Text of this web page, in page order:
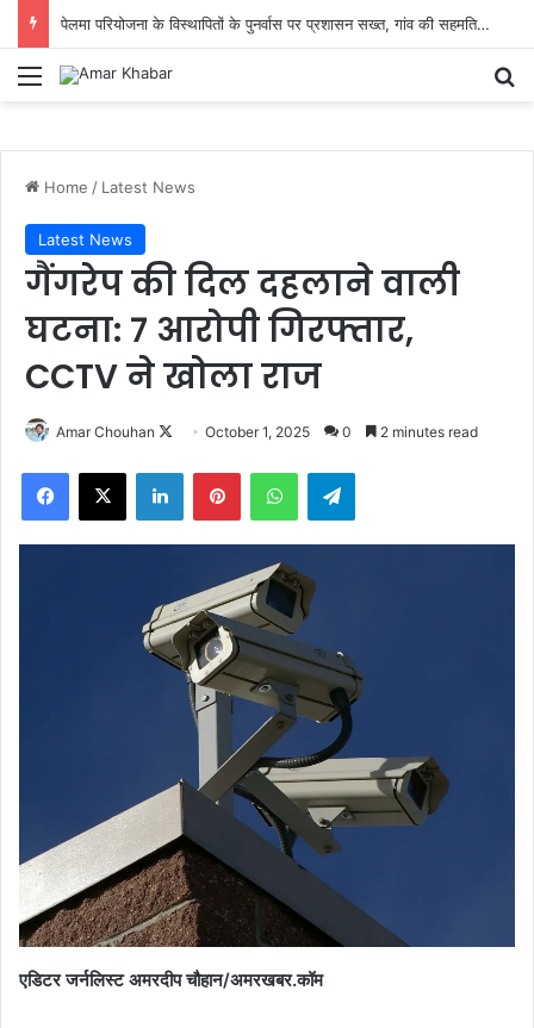
पेलमा परियोजना के विस्थापितों के पुनर्वास पर प्रशासन सख्त, गांव की सहमति से तय होगा नया ठिकाना
Menu
Home / Latest News
Latest News
गैंगरेप की दिल दहलाने वाली
घटना: 7 आरोपी गिरफ्तार,
CCTV ने खोला राज
Amar Chouhan
FollowOctober 1, 2025 0 2 minutes read
Facebook
X LinkedInPinterestWhatsAppTelegram
एडिटर जर्नलिस्ट अमरदीप चौहान/अमरखबर.कॉम